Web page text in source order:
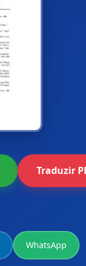
Traduzir
WhatsApp